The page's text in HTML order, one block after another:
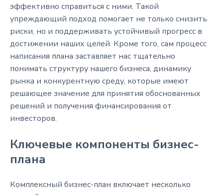
эффективно справиться с ними. Такой
упреждающий подход помогает не только снизить
риски, но и поддерживать устойчивый прогресс в
достижении наших целей. Кроме того, сам процесс
написания плана заставляет нас тщательно
понимать структуру нашего бизнеса, динамику
рынка и конкурентную среду, которые имеют
решающее значение для принятия обоснованных
решений и получения финансирования от
инвесторов.
Ключевые компоненты бизнес-
плана
Комплексный бизнес-план включает несколько